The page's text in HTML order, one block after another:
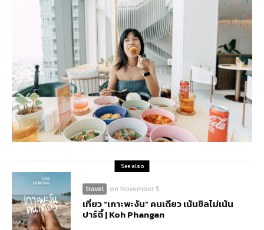
See also
travel on November 5
เที่ยว “เกาะพะงัน” คนเดียว เน้นชิลไม่เน้น
ปาร์ตี้ | Koh Phangan